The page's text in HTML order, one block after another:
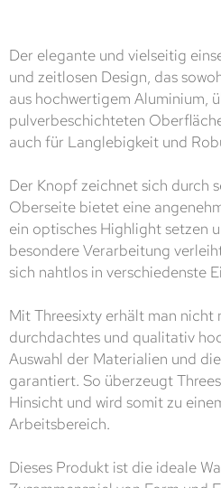
Der elegante und vielseitig
und zeitlosen Design, das
aus hochwertigem Aluminium,
pulverbeschichteten
auch für Langlebigkeit und
Der Knopf zeichnet sich durch
Oberseite bietet eine
ein optisches Highlight setzen
besondere Verarbeitung
sich nahtlos in verschiedenste
Mit Threesixty erhält man nicht
durchdachtes und qualitativ
Auswahl der Materialien und
garantiert. So überzeugt
Hinsicht und wird somit zu
Arbeitsbereich.
Dieses Produkt ist die ideale